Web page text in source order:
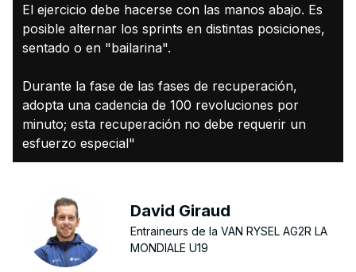
El ejercicio debe hacerse con las manos abajo. Es
posible alternar los sprints en distintas posiciones,
sentado o en "bailarina".
Durante la fase de las fases de recuperación,
adopta una cadencia de 100 revoluciones por
minuto; esta recuperación no debe requerir un
esfuerzo especial"
David Giraud
Entraineurs de la VAN RYSEL AG2R LA
MONDIALE U19